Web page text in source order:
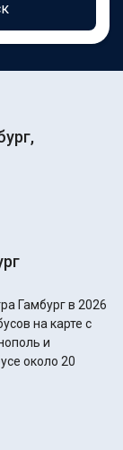
Гамбург в 2026
на карте с
и
около 20